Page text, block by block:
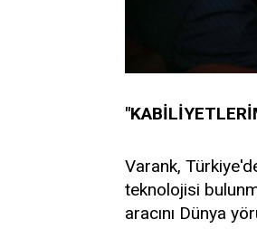
Varank,
teknolojisi
aracını Dünya